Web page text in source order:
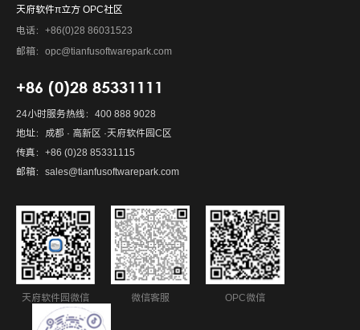
天府软件π立方 OPC社区
电话：+86(0)28 86031523
邮箱：opc@tianfusoftwarepark.com
+86 (0)28 85331111
24小时服务热线：400 888 9028
地址：成都 · 高新区 ·天府软件园C区
传真：+86 (0)28 85331115
邮箱：sales@tianfusoftwarepark.com
天府软件园微信 微信客服 OPC微信